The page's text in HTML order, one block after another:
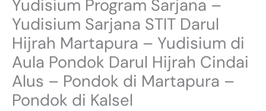
Yudisium Program Sarjana –
Yudisium Sarjana STIT Darul
Hijrah Martapura – Yudisium di
Aula Pondok Darul Hijrah Cindai
Alus – Pondok di Martapura –
Pondok di Kalsel